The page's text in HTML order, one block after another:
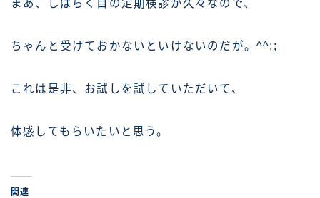
まあ、しばらく目の定期検診が久々なので、
ちゃんと受けておかないといけないのだが。^^;;
これは是非、お試しを試していただいて、
体感してもらいたいと思う。
関連